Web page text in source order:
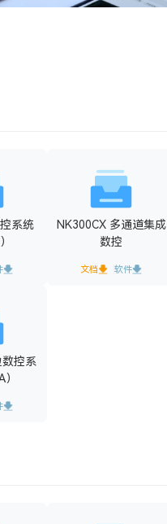
系统
NK300CX 多通道集成
数控
文档 软件
控系